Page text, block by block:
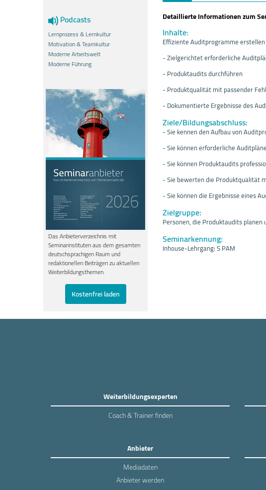
Podcasts
Lernprozess & Lernkultur
Motivation & Teamkultur
Moderne Arbeitswelt
Moderne Führung
Das Anbieterverzeichnis mit
Seminarinstituten aus dem gesamten
deutschsprachigen Raum und
redaktionellen Beiträgen zu aktuellen
Weiterbildungsthemen.
Kostenfrei laden
Detaillierte Informationen zum
Inhalte:
Effiziente Auditprogramme erstellen
- Zielgerichtet erforderliche
- Produktaudits durchführen
- Produktqualität mit passender
- Dokumentierte Ergebnisse des
Ziele/Bildungsabschluss:
- Sie kennen den Aufbau von
- Sie können erforderliche
- Sie können Produktaudits
- Sie bewerten die Produktqualität
- Sie können die Ergebnisse eines
Zielgruppe:
Personen, die Produktaudits
Seminarkennung:
Inhouse-Lehrgang: S PAM
Weiterbildungsexperten
Coach & Trainer finden
Anbieter
Mediadaten
Anbieter werden